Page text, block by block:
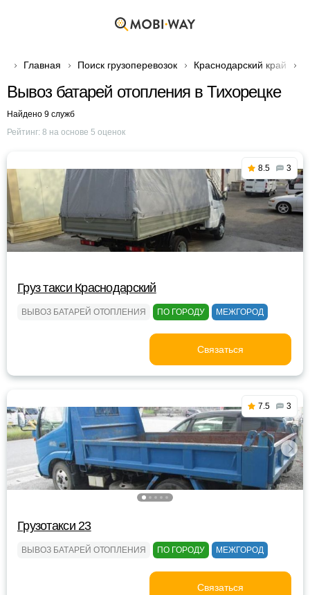
Главная Поиск грузоперевозок Краснодарский край
Вывоз батарей отопления в Тихорецке
Найдено 9 служб
Рейтинг: 8 на основе 5 оценок
8.5 3
Груз такси Краснодарский
ВЫВОЗ БАТАРЕЙ ОТОПЛЕНИЯ ПО ГОРОДУ МЕЖГОРОД
Связаться
7.5 3
Грузотакси 23
ВЫВОЗ БАТАРЕЙ ОТОПЛЕНИЯ ПО ГОРОДУ МЕЖГОРОД
Связаться